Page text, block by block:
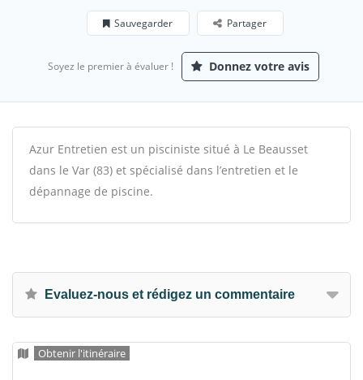
Sauvegarder Partager
Soyez le premier à évaluer ! Donnez votre avis
Azur Entretien est un pisciniste situé à Le Beausset
dans le Var (83) et spécialisé dans l’entretien et le
dépannage de piscine.
Evaluez-nous et rédigez un commentaire
Obtenir l'itinéraire